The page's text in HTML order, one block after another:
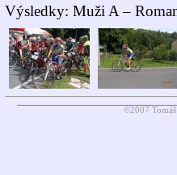
Výsledky: Muži A –
©2007